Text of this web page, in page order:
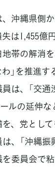
沖縄県側
は1,455億
帯の解消
」を推進す
は、「交
ルの延伸
、党として
、「沖縄
委員会で